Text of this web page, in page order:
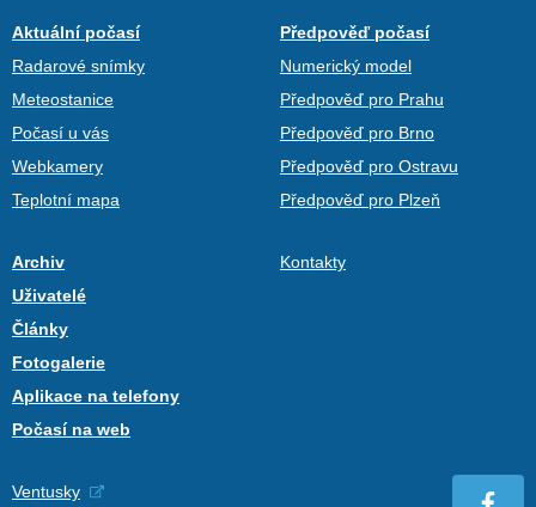
Aktuální počasí
Radarové snímky
Meteostanice
Počasí u vás
Webkamery
Teplotní mapa
Předpověď počasí
Numerický model
Předpověď pro Prahu
Předpověď pro Brno
Předpověď pro Ostravu
Předpověď pro Plzeň
Archiv
Uživatelé
Články
Fotogalerie
Aplikace na telefony
Počasí na web
Kontakty
Ventusky